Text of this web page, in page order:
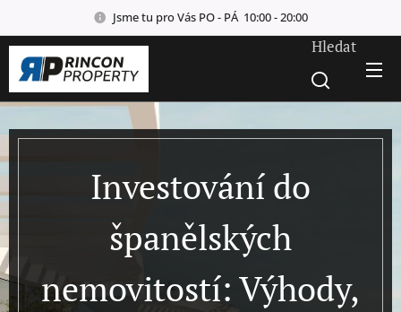
Jsme tu pro Vás PO - PÁ 10:00 - 20:00
Hledat
Investování do
španělských
nemovitostí: Výhody,